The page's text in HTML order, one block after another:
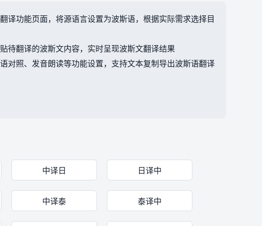
译功能页面，将源语言设置为波斯语，根据实际需求选择目
待翻译的波斯文内容，实时呈现波斯文翻译结果
对照、发音朗读等功能设置，支持文本复制导出波斯语翻译
中译日 日译中
中译泰 泰译中